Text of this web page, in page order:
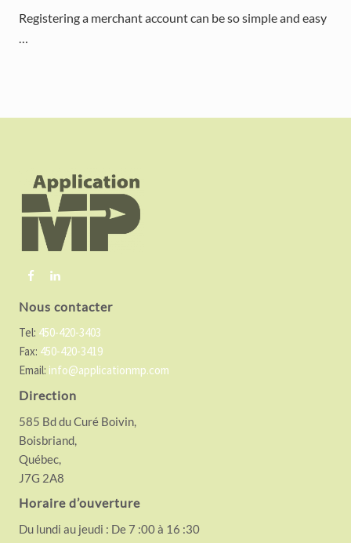
Registering a merchant account can be so simple and easy
…
Nous contacter
Tel: 450-420-3403
Fax: 450-420-3419
Email: info@applicationmp.com
Direction
585 Bd du Curé Boivin,
Boisbriand,
Québec,
J7G 2A8
Horaire d’ouverture
Du lundi au jeudi : De 7 :00 à 16 :30